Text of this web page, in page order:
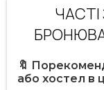
🔖
або хостел в